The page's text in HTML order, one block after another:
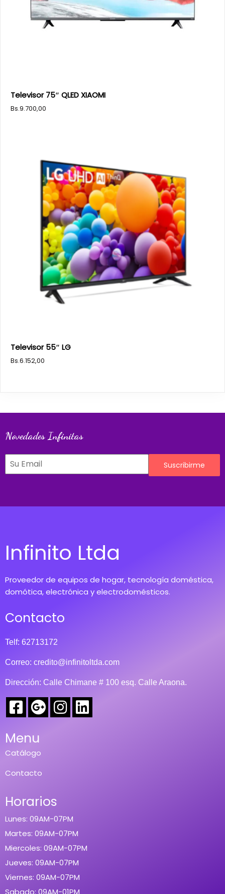
Televisor 75″ QLED XIAOMI
Bs.9.700,00
Televisor 55″ LG
Bs.6.152,00
Novedades Infinitas
Suscribirme
Infinito Ltda
Proveedor de equipos de hogar, tecnología doméstica,
domótica, electrónica y electrodomésticos.
Contacto
Telf: 62713172
Correo: credito@infinitoltda.com
Dirección: Calle Chimane # 100 esq. Calle Araona.
Menu
Catálogo
Contacto
Horarios
Lunes: 09AM-07PM
Martes: 09AM-07PM
Miercoles: 09AM-07PM
Jueves: 09AM-07PM
Viernes: 09AM-07PM
Sabado: 09AM-01PM